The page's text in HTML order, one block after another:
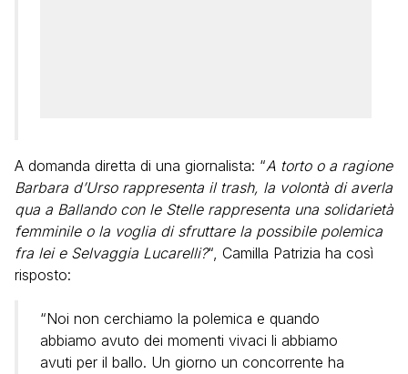
A domanda diretta di una giornalista: “A torto o a ragione
Barbara d’Urso rappresenta il trash, la volontà di averla
qua a Ballando con le Stelle rappresenta una solidarietà
femminile o la voglia di sfruttare la possibile polemica
fra lei e Selvaggia Lucarelli?“, Camilla Patrizia ha così
risposto:
“Noi non cerchiamo la polemica e quando
abbiamo avuto dei momenti vivaci li abbiamo
avuti per il ballo. Un giorno un concorrente ha